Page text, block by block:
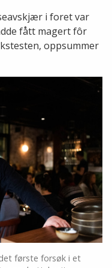
i foret var
fått magert fôr
oppsummer
første forsøk i et